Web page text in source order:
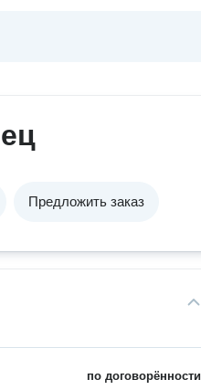
Предложить заказ
по договорённости